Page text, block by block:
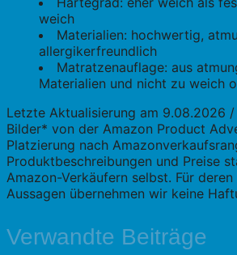
weich
Materialien: hochwertig,
allergikerfreundlich
Matratzenauflage: aus
Materialien und nicht zu weich
Letzte Aktualisierung am 9.08.2026
Bilder* von der Amazon Product
Platzierung nach
Produktbeschreibungen und Preise
Amazon-Verkäufern selbst. Für deren
Aussagen übernehmen wir keine
Verwandte Beiträge